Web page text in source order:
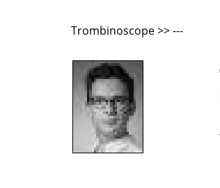
Trombinoscope >> ---